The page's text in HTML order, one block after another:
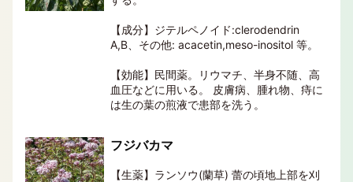
【成分】ジテルペノイド:clerodendrin
A,B、その他: acacetin,meso-inositol 等。
【効能】民間薬。リウマチ、半身不随、高
血圧などに用いる。 皮膚病、腫れ物、痔に
は生の葉の煎液で患部を洗う。
フジバカマ
【生薬】ランソウ(蘭草) 蕾の頃地上部を刈